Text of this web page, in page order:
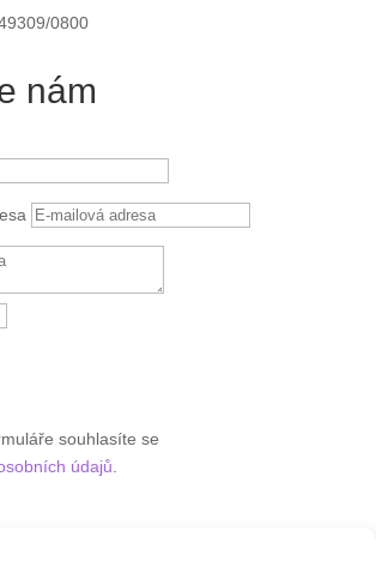
0800
nám
souhlasíte se
údajů